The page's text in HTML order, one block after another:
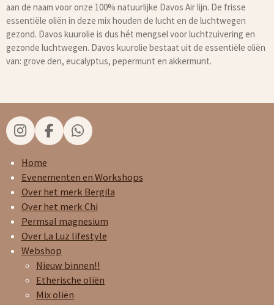
aan de naam voor onze 100% natuurlijke Davos Air lijn. De frisse
essentiële oliën in deze mix houden de lucht en de luchtwegen
gezond. Davos kuurolie is dus hét mengsel voor luchtzuivering en
gezonde luchtwegen. Davos kuurolie bestaat uit de essentiële oliën
van: grove den, eucalyptus, pepermunt en akkermunt.
I
n
s
t
a
g
r
a
m
F
a
e
b
o
o
k
W
h
t
s
A
p
p
Home
Evenementen en Workshops
Over het merk Bergila
Over het merk Chi
Permsal magnesium
Over La Luz lifestyle
Webshop
Nieuw binnen!!
Etherische oliën
Mix oliën